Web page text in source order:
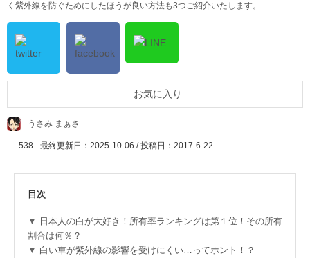
く紫外線を防ぐためにしたほうが良い方法も3つご紹介いたします。
お気に入り
うさみ まぁさ
538 最終更新日：2025-10-06 / 投稿日： 2017-6-22
目次
日本人の白が大好き！所有率ランキングは第１位！その所有
割合は何％？
白い車が紫外線の影響を受けにくい…ってホント！？